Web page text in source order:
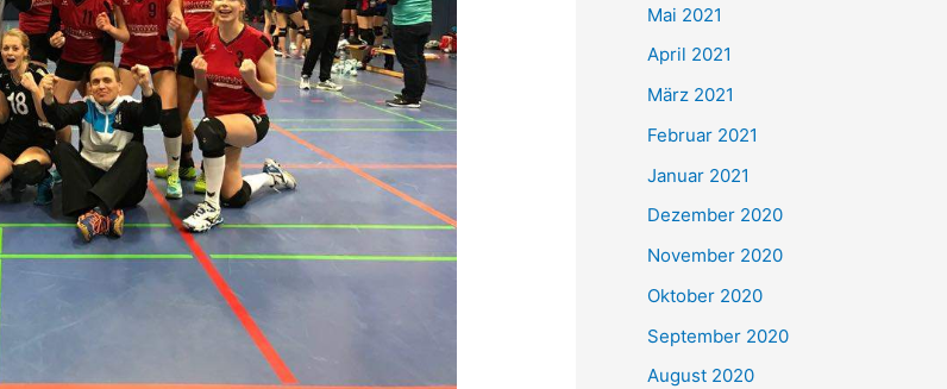
:Mai 2021
April 2021
März 2021
Februar 2021
Januar 2021
Dezember 2020
November 2020
Oktober 2020
September 2020
August 2020